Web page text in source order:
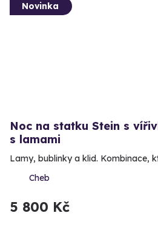
Novinka
Noc na statku Stein s
s lamami
Lamy, bublinky a klid. Kombinace,
Cheb
5 800 Kč